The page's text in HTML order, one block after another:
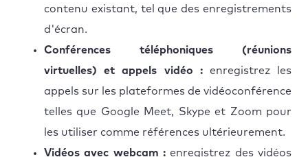
contenu existant, tel que des enregistrements
d'écran.
Conférences téléphoniques (réunions
virtuelles) et appels vidéo :enregistrez les
appels sur les plateformes de vidéoconférence
telles que Google Meet, Skype et Zoom pour
les utiliser comme références ultérieurement.
Vidéos avec webcam : enregistrez des vidéos